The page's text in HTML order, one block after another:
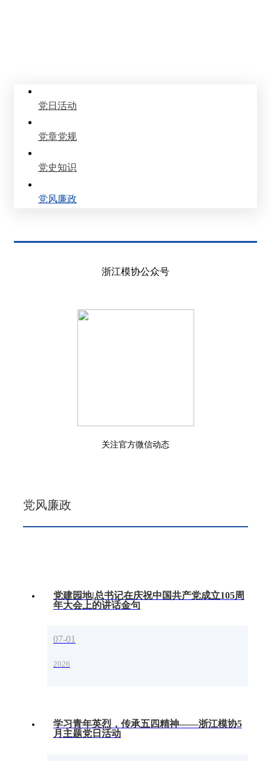
党日活动
党章党规
党史知识
党风廉政
浙江模协公众号
关注官方微信动态
党风廉政
党建园地|总书记在庆祝中国共产党成立105周
年大会上的讲话金句
07-01
2026
学习青年英烈，传承五四精神——浙江模协5
月主题党日活动